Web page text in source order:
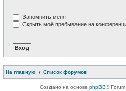
Запомнить меня
Скрыть моё пребывание на
На главную Список форумов
Создано на основе phpBB®